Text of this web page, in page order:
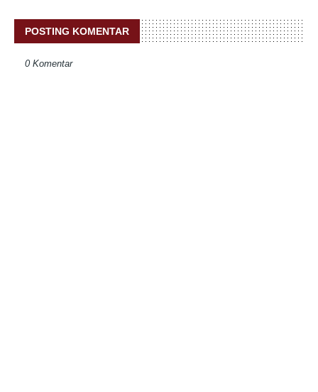
POSTING KOMENTAR
0 Komentar